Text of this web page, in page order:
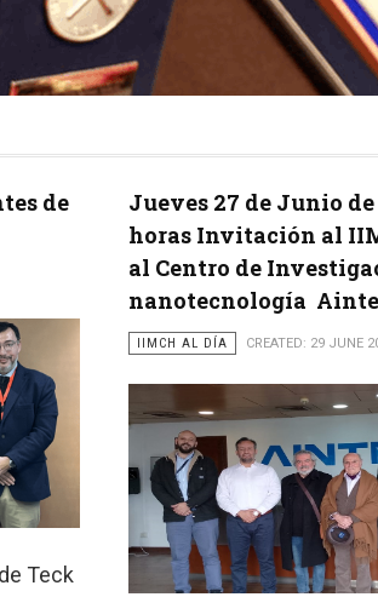
de
Teck
Jueves 27 de Junio de
horas Invitación al
al Centro de
nanotecnología
IIMCH AL DÍA CREATED: 29 JUNE